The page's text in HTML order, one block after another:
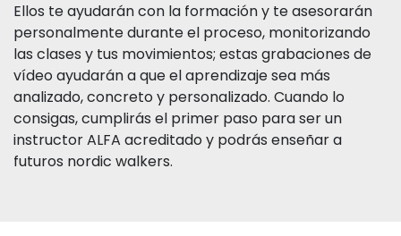
Ellos te ayudarán con la formación y te asesorarán
personalmente durante el proceso, monitorizando
las clases y tus movimientos; estas grabaciones de
vídeo ayudarán a que el aprendizaje sea más
analizado, concreto y personalizado. Cuando lo
consigas, cumplirás el primer paso para ser un
instructor ALFA acreditado y podrás enseñar a
futuros nordic walkers.